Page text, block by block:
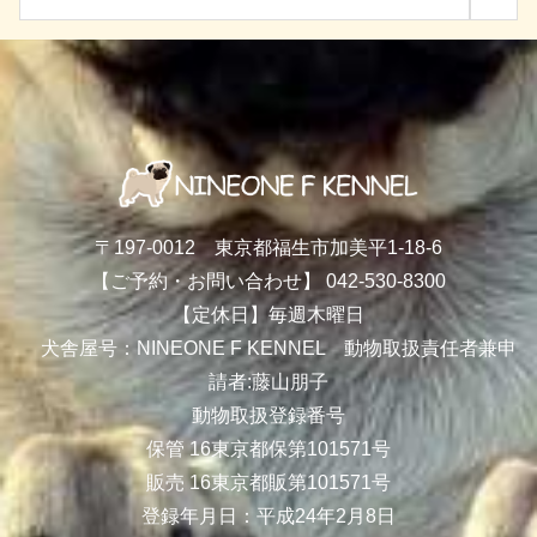
〒197-0012 東京都福生市加美平1-18-6
【ご予約・お問い合わせ】 042-530-8300
【定休日】毎週木曜日
犬舎屋号：NINEONE F KENNEL 動物取扱責任者兼申
請者:藤山朋子
動物取扱登録番号
保管 16東京都保第101571号
販売 16東京都販第101571号
登録年月日：平成24年2月8日